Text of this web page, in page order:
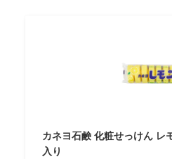
カネヨ石鹸 化粧せっけん レ
入り